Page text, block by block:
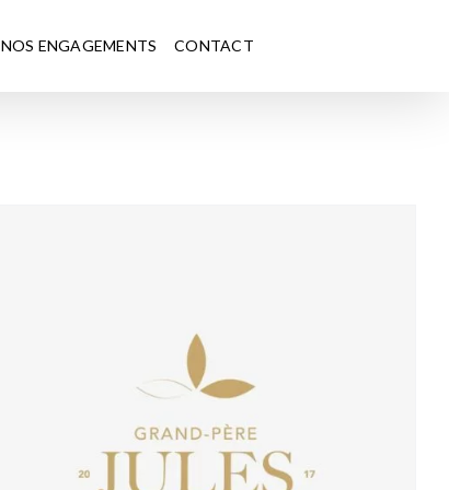
NOS ENGAGEMENTS CONTACT